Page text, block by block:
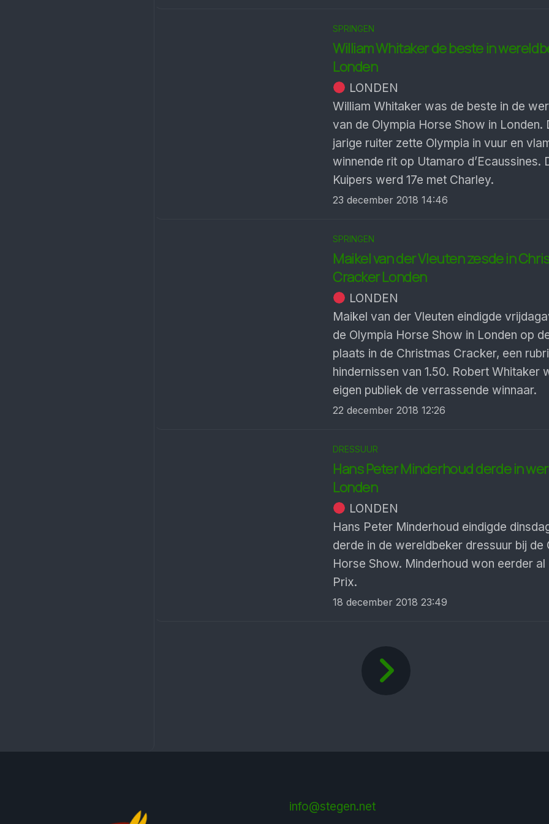
SPRINGEN
William Whitaker de beste in
Londen
LONDEN
William Whitaker was de beste in de
van de Olympia Horse Show in Londen.
jarige ruiter zette Olympia in vuur en
winnende rit op Utamaro d’Ecaussines.
Kuipers werd 17e met Charley.
23 december 2018 14:46
SPRINGEN
Maikel van der Vleuten zesde in
Cracker Londen
LONDEN
Maikel van der Vleuten eindigde
de Olympia Horse Show in Londen op
plaats in de Christmas Cracker, een
hindernissen van 1.50. Robert Whitaker
eigen publiek de verrassende winnaar.
22 december 2018 12:26
DRESSUUR
Hans Peter Minderhoud derde in
Londen
LONDEN
Hans Peter Minderhoud eindigde
derde in de wereldbeker dressuur bij de
Horse Show. Minderhoud won eerder al
Prix.
18 december 2018 23:49
info@stegen.net